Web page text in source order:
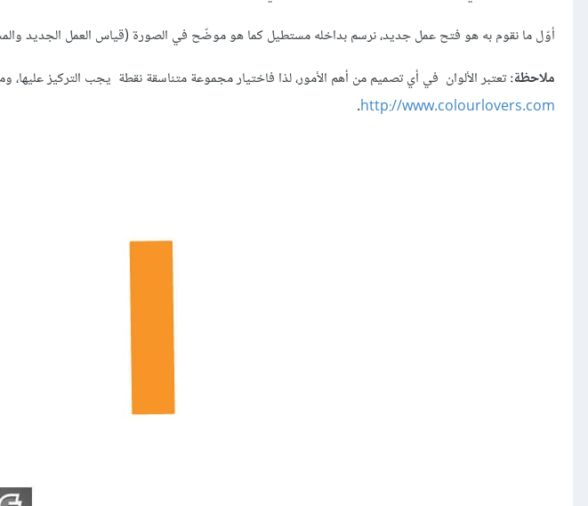
أوّل ما نقوم به هو فتح عمل جديد، نرسم بداخله مستطيل كما هو موضّح في الصورة (قياس العمل الجديد
ملاحظة:تعتبر الألوان في أي تصميم من أهم الأمور، لذا فاختيار مجموعة متناسقة نقطة يجب التركيز
http://www.colourlovers.com
.